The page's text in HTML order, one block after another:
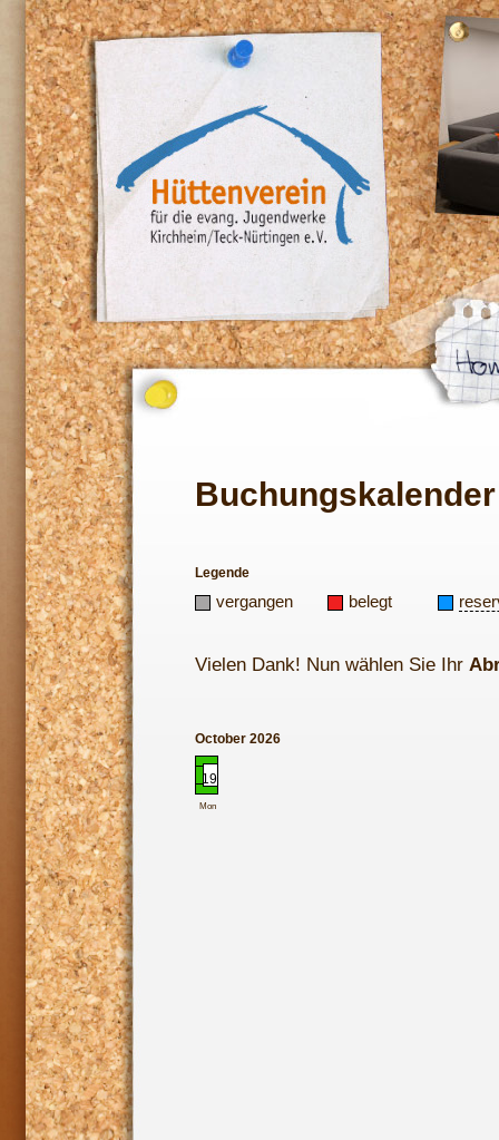
Buchungskalender
Legende
vergangen belegt
Vielen Dank! Nun wählen Sie Ihr
October 2026
19
Mon